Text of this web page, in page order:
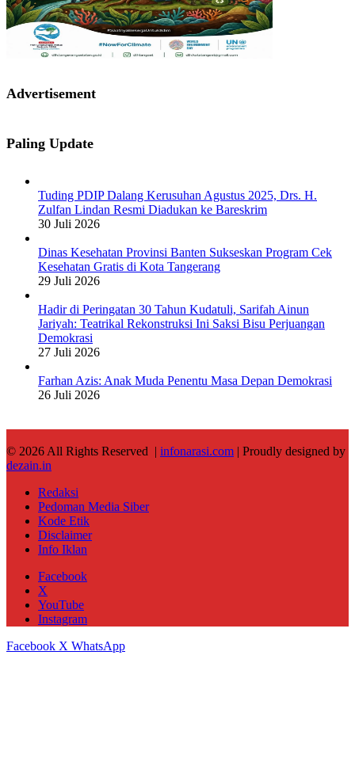
Advertisement
Paling Update
Tuding PDIP Dalang Kerusuhan Agustus 2025, Drs. H.
Zulfan Lindan Resmi Diadukan ke Bareskrim
30 Juli 2026
Dinas Kesehatan Provinsi Banten Sukseskan Program Cek
Kesehatan Gratis di Kota Tangerang
29 Juli 2026
Hadir di Peringatan 30 Tahun Kudatuli, Sarifah Ainun
Jariyah: Teatrikal Rekonstruksi Ini Saksi Bisu Perjuangan
Demokrasi
27 Juli 2026
Farhan Azis: Anak Muda Penentu Masa Depan Demokrasi
26 Juli 2026
© 2026 All Rights Reserved | infonarasi.com | Proudly designed by
dezain.in
Redaksi
Pedoman Media Siber
Kode Etik
Disclaimer
Info Iklan
Facebook
X
YouTube
Instagram
Facebook X WhatsApp